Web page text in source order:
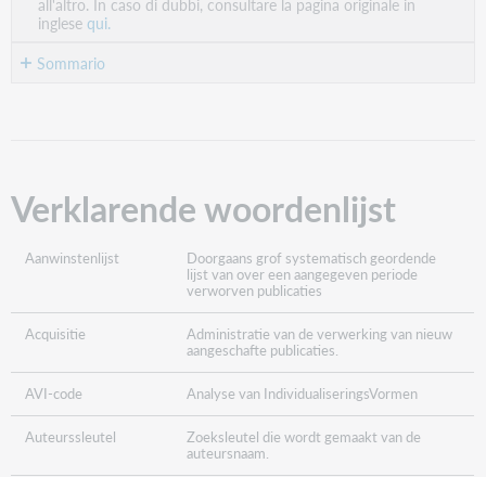
inglesequi.
Sommario
Verklarende woordenlijst
Aanwinstenlijst
Doorgaans grof systematisch geordende
lijst van over een aangegeven periode
verworven publicaties
Acquisitie
Administratie van de verwerking van nieuw
aangeschafte publicaties.
AVI-code Analyse van IndividualiseringsVormen
Auteurssleutel
Zoeksleutel die wordt gemaakt van de
auteursnaam.